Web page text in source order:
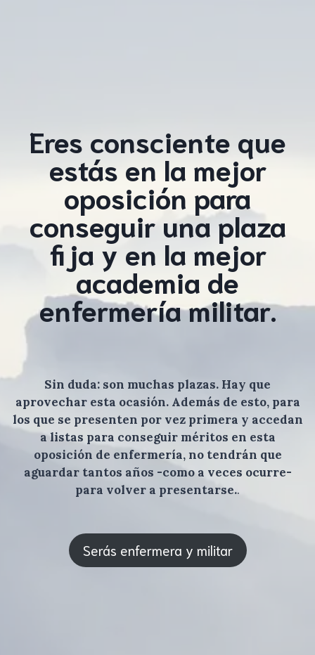
Eres consciente que
estás en la mejor
oposición para
conseguir una plaza
fija y en la mejor
academia de
enfermería militar.
Sin duda: son muchas plazas. Hay que
aprovechar esta ocasión. Además de esto, para
los que se presenten por vez primera y accedan
a listas para conseguir méritos en esta
oposición de enfermería, no tendrán que
aguardar tantos años -como a veces ocurre-
para volver a presentarse..
Serás enfermera y militar